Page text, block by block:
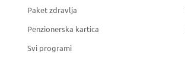
Paket zdravlja
Penzionerska kartica
Svi programi